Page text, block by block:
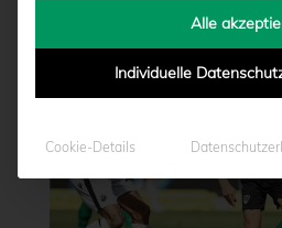
Alle
Individuelle
Cookie-Details